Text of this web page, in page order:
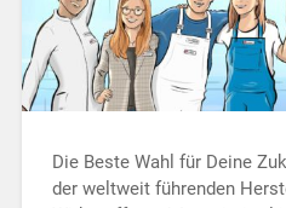
Die Beste Wahl für Deine
der weltweit führenden